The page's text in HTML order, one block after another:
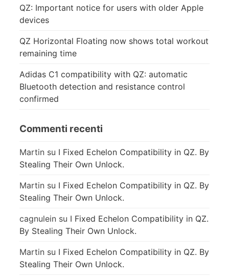
QZ: Important notice for users with older Apple
devices
QZ Horizontal Floating now shows total workout
remaining time
Adidas C1 compatibility with QZ: automatic
Bluetooth detection and resistance control
confirmed
Commenti recenti
Martin su I Fixed Echelon Compatibility in QZ. By
Stealing Their Own Unlock.
Martin su I Fixed Echelon Compatibility in QZ. By
Stealing Their Own Unlock.
cagnulein su I Fixed Echelon Compatibility in QZ.
By Stealing Their Own Unlock.
Martin su I Fixed Echelon Compatibility in QZ. By
Stealing Their Own Unlock.